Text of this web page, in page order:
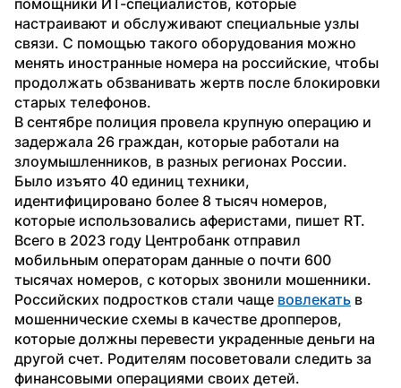
настраивают и обслуживают специальные узлы
связи. С помощью такого оборудования можно
менять иностранные номера на российские, чтобы
продолжать обзванивать жертв после блокировки
старых телефонов.
В сентябре полиция провела крупную операцию и
задержала 26 граждан, которые работали на
злоумышленников, в разных регионах России.
Было изъято 40 единиц техники,
идентифицировано более 8 тысяч номеров,
которые использовались аферистами, пишет RT.
Всего в 2023 году Центробанк отправил
мобильным операторам данные о почти 600
тысячах номеров, с которых звонили мошенники.
Российских подростков стали чаще вовлекать в
мошеннические схемы в качестве дропперов,
которые должны перевести украденные деньги на
другой счет. Родителям посоветовали следить за
финансовыми операциями своих детей.